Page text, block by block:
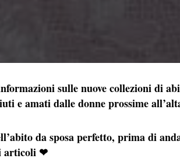
sulle nuove collezioni di
e amati dalle donne prossime
da sposa perfetto, prima di
articoli ❤